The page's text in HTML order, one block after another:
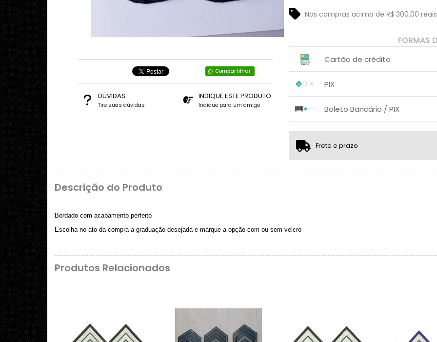
Compartilhar
DÚVIDAS
Tire suas dúvidas
INDIQUE ESTE PRODUTO
Indique para um amigo
Nas compras acima de R$ 300,00
FORMAS
Cartão de crédito
2x sem juros de R$ 5,00
4x com juros de R$ 2,54
PIX
....
Boleto Bancário / PIX
...
Frete e prazo
Descrição do Produto
Bordado com acabamento perfeito
Escolha no ato da compra a graduação desejada e marque a opção com ou sem velcro
Produtos Relacionados